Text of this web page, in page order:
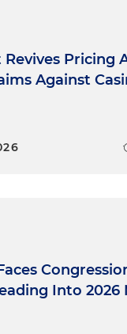
Pricing
Against
Into 2026